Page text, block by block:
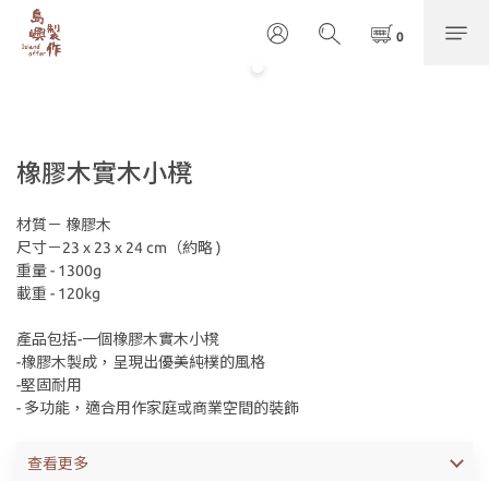
橡膠木實木小櫈
材質－ 橡膠木
尺寸－23 x 23 x 24 cm（約略 )
重量 - 1300g
載重 - 120kg
產品包括-一個橡膠木實木小櫈
-橡膠木製成，呈現出優美純樸的風格
-堅固耐用
- 多功能，適合用作家庭或商業空間的裝飾
查看更多